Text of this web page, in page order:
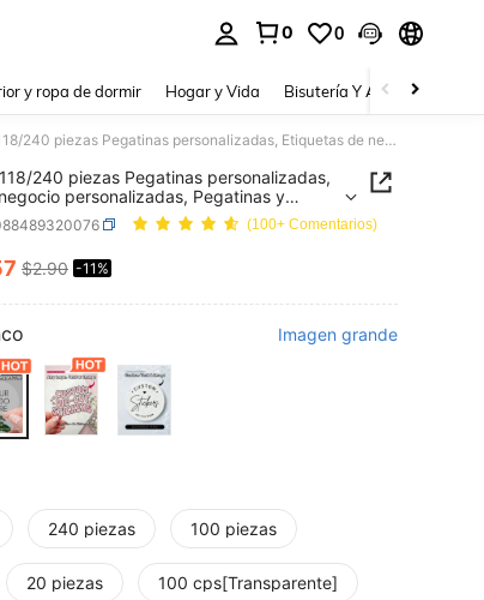
0 0
y ropa de dormir Hogar y Vida Bisutería Y Accesorios
1/20/60/100/118/240 piezas Pegatinas personalizadas, Etiquetas de negocio personalizadas, Pegatinas y logotipos personalizados, Pegatinas para bodas, cumpleaños y bautizos, Diseña tus propias pegatinas, Pegatinas autoadhesivas lindas personalizadas, Regalo personalizado
240 piezas Pegatinas personalizadas,
personalizadas, Pegatinas y
Pegatinas para bodas,
bautizos, Diseña tus propias pegatinas,
lindas personalizadas, Regalo
(100+ Comentarios)
AVAILABILITY
$2.90 -11%
Imagen grande
240 piezas 100 piezas
20 piezas 100 cps[Transparente]